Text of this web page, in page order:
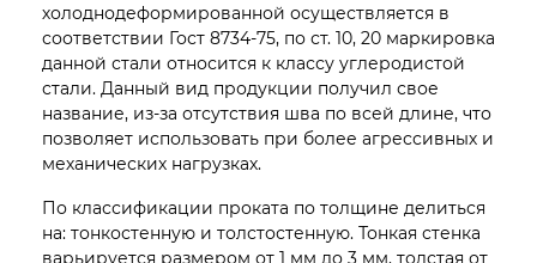
холоднодеформированной осуществляется в
соответствии Гост 8734-75, по ст. 10, 20 маркировка
данной стали относится к классу углеродистой
стали. Данный вид продукции получил свое
название, из-за отсутствия шва по всей длине, что
позволяет использовать при более агрессивных и
механических нагрузках.
По классификации проката по толщине делиться
на: тонкостенную и толстостенную. Тонкая стенка
варьируется размером от 1 мм до 3 мм, толстая от